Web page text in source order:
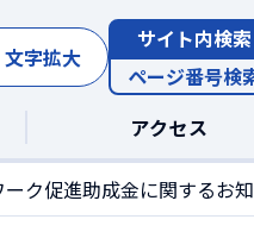
字拡大
サイト内検索
ページ番号検
アクセス
ーク促進助成金に関するお